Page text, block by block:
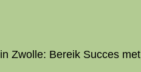
in Zwolle: Bereik Succes met